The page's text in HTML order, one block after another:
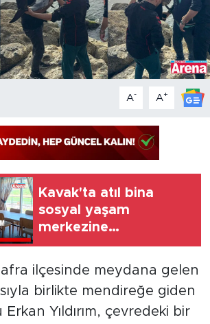
A- A+
Kavak'ta atıl bina
sosyal yaşam
merkezine
dönüştürüldü
ilçesinde meydana gelen
birlikte mendireğe giden
Yıldırım, çevredeki bir